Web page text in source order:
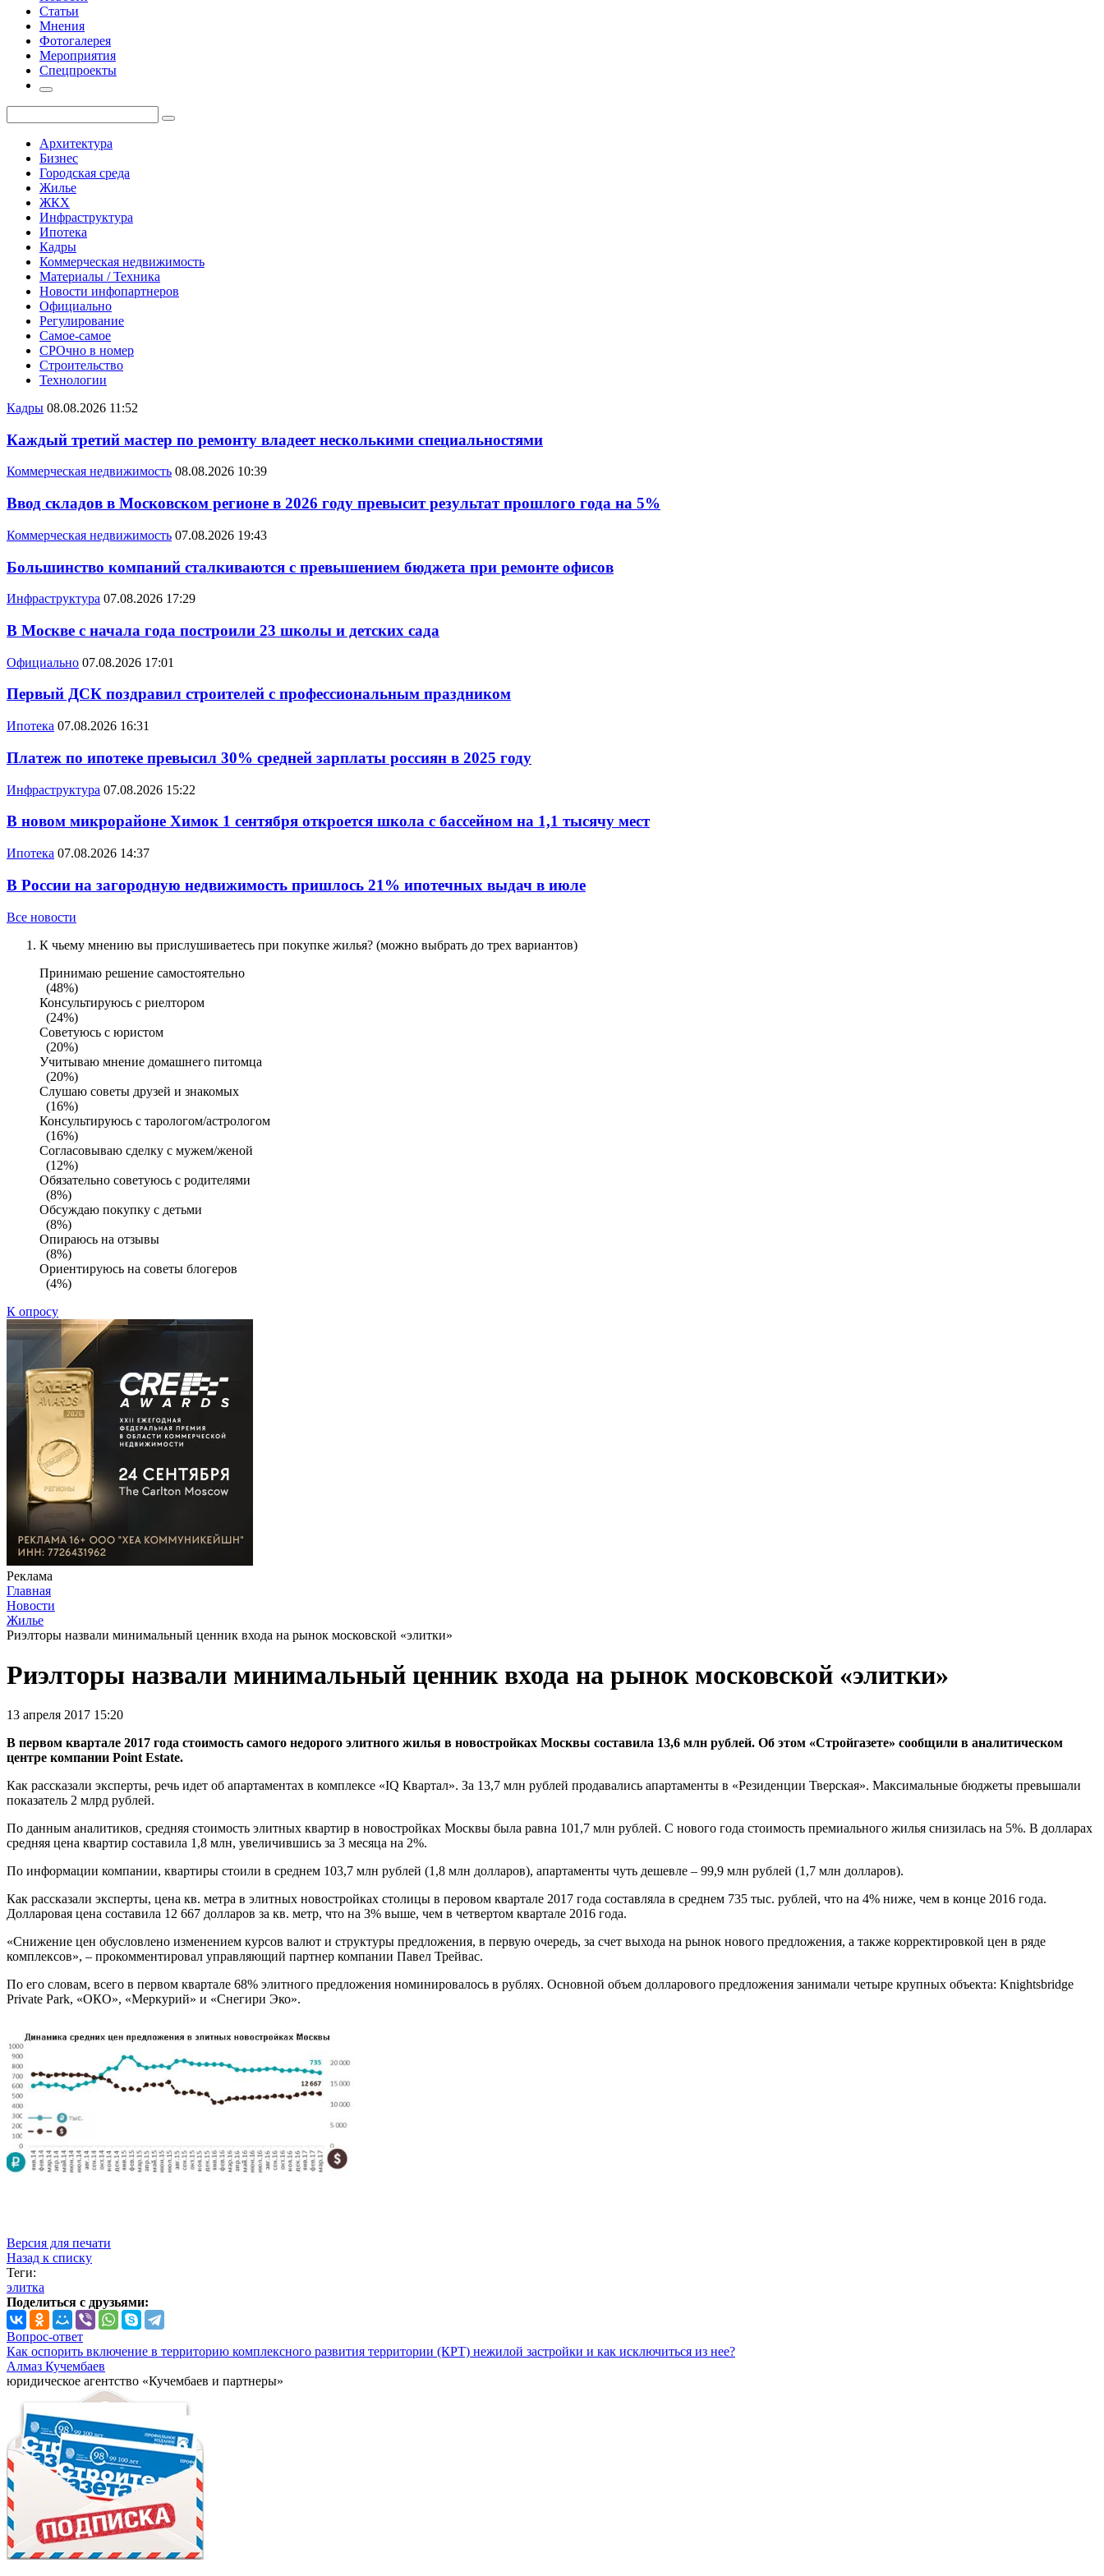
Статьи
Мнения
Фотогалерея
Мероприятия
Спецпроекты
Архитектура
Бизнес
Городская среда
Жилье
ЖКХ
Инфраструктура
Ипотека
Кадры
Коммерческая недвижимость
Материалы / Техника
Новости инфопартнеров
Официально
Регулирование
Самое-самое
СРОчно в номер
Строительство
Технологии
Кадры 08.08.2026 11:52
Каждый третий мастер по ремонту владеет несколькими специальностями
Коммерческая недвижимость 08.08.2026 10:39
Ввод складов в Московском регионе в 2026 году превысит результат прошлого года на 5%
Коммерческая недвижимость 07.08.2026 19:43
Большинство компаний сталкиваются с превышением бюджета при ремонте офисов
Инфраструктура 07.08.2026 17:29
В Москве с начала года построили 23 школы и детских сада
Официально 07.08.2026 17:01
Первый ДСК поздравил строителей с профессиональным праздником
Ипотека 07.08.2026 16:31
Платеж по ипотеке превысил 30% средней зарплаты россиян в 2025 году
Инфраструктура 07.08.2026 15:22
В новом микрорайоне Химок 1 сентября откроется школа с бассейном на 1,1 тысячу мест
Ипотека 07.08.2026 14:37
В России на загородную недвижимость пришлось 21% ипотечных выдач в июле
Все новости
К чьему мнению вы прислушиваетесь при покупке жилья? (можно выбрать до трех вариантов)
Принимаю решение самостоятельно
(48%)
Консультируюсь с риелтором
(24%)
Советуюсь с юристом
(20%)
Учитываю мнение домашнего питомца
(20%)
Слушаю советы друзей и знакомых
(16%)
Консультируюсь с тарологом/астрологом
(16%)
Согласовываю сделку с мужем/женой
(12%)
Обязательно советуюсь с родителями
(8%)
Обсуждаю покупку с детьми
(8%)
Опираюсь на отзывы
(8%)
Ориентируюсь на советы блогеров
(4%)
К опросу
Реклама
Главная
Новости
Жилье
Риэлторы назвали минимальный ценник входа на рынок московской «элитки»
Риэлторы назвали минимальный ценник входа на рынок московской «элитки»
13 апреля 2017 15:20
В первом квартале 2017 года стоимость самого недорого элитного жилья в новостройках Москвы составила 13,6 млн рублей. Об этом «Стройгазете» сообщили в аналитическом
центре компании Point Estate.
Как рассказали эксперты, речь идет об апартаментах в комплексе «IQ Квартал». За 13,7 млн рублей продавались апартаменты в «Резиденции Тверская». Максимальные бюджеты превышали
показатель 2 млрд рублей.
По данным аналитиков, средняя стоимость элитных квартир в новостройках Москвы была равна 101,7 млн рублей. С нового года стоимость премиального жилья снизилась на 5%. В долларах
средняя цена квартир составила 1,8 млн, увеличившись за 3 месяца на 2%.
По информации компании, квартиры стоили в среднем 103,7 млн рублей (1,8 млн долларов), апартаменты чуть дешевле – 99,9 млн рублей (1,7 млн долларов).
Как рассказали эксперты, цена кв. метра в элитных новостройках столицы в перовом квартале 2017 года составляла в среднем 735 тыс. рублей, что на 4% ниже, чем в конце 2016 года.
Долларовая цена составила 12 667 долларов за кв. метр, что на 3% выше, чем в четвертом квартале 2016 года.
«Снижение цен обусловлено изменением курсов валют и структуры предложения, в первую очередь, за счет выхода на рынок нового предложения, а также корректировкой цен в ряде
комплексов», – прокомментировал управляющий партнер компании Павел Трейвас.
По его словам, всего в первом квартале 68% элитного предложения номинировалось в рублях. Основной объем долларового предложения занимали четыре крупных объекта: Knightsbridge
Private Park, «ОКО», «Меркурий» и «Снегири Эко».
Версия для печати
Назад к списку
Теги:
элитка
Поделиться с друзьями:
Вопрос-ответ
Как оспорить включение в территорию комплексного развития территории (КРТ) нежилой застройки и как исключиться из нее?
Алмаз Кучембаев
юридическое агентство «Кучембаев и партнеры»